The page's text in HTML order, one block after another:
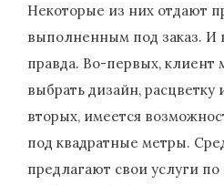
Некоторые из них отдают
выполненным под заказ. И
правда. Во-первых, клиент
выбрать дизайн, расцветку
вторых, имеется
под квадратные метры.
предлагают свои услуги